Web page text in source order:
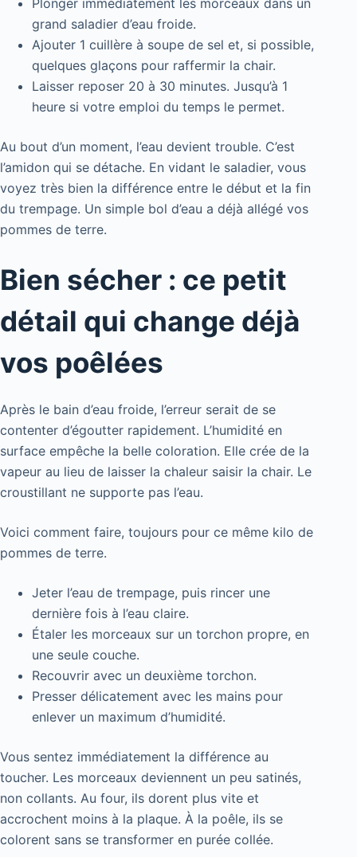
grand saladier d’eau froide.
Ajouter 1 cuillère à soupe de sel et, si possible,
quelques glaçons pour raffermir la chair.
Laisser reposer 20 à 30 minutes. Jusqu’à 1
heure si votre emploi du temps le permet.
Au bout d’un moment, l’eau devient trouble. C’est
l’amidon qui se détache. En vidant le saladier, vous
voyez très bien la différence entre le début et la fin
du trempage. Un simple bol d’eau a déjà allégé vos
pommes de terre.
Bien sécher : ce petit
détail qui change déjà
vos poêlées
Après le bain d’eau froide, l’erreur serait de se
contenter d’égoutter rapidement. L’humidité en
surface empêche la belle coloration. Elle crée de la
vapeur au lieu de laisser la chaleur saisir la chair. Le
croustillant ne supporte pas l’eau.
Voici comment faire, toujours pour ce même kilo de
pommes de terre.
Jeter l’eau de trempage, puis rincer une
dernière fois à l’eau claire.
Étaler les morceaux sur un torchon propre, en
une seule couche.
Recouvrir avec un deuxième torchon.
Presser délicatement avec les mains pour
enlever un maximum d’humidité.
Vous sentez immédiatement la différence au
toucher. Les morceaux deviennent un peu satinés,
non collants. Au four, ils dorent plus vite et
accrochent moins à la plaque. À la poêle, ils se
colorent sans se transformer en purée collée.